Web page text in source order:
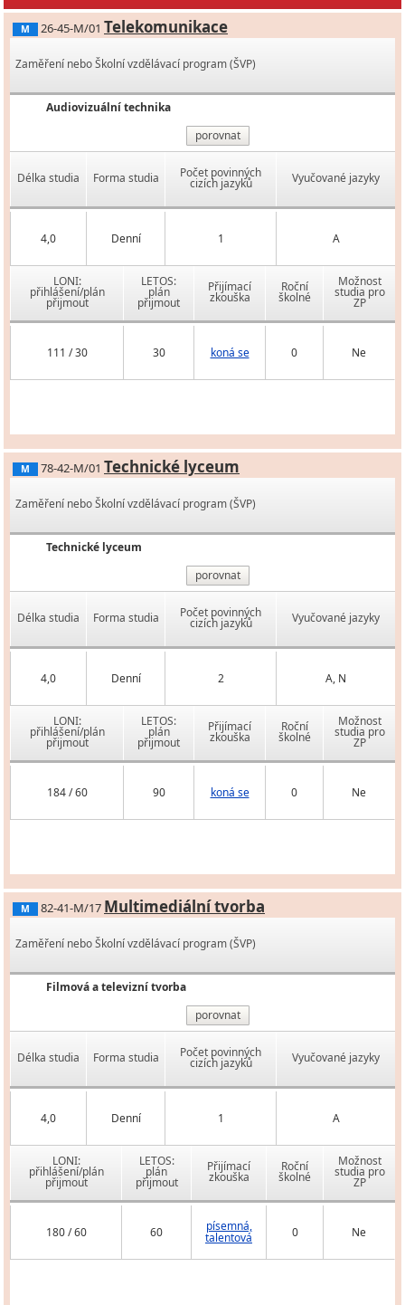
M 26-45-M/01 Telekomunikace
Zaměření nebo Školní vzdělávací program (ŠVP)
Audiovizuální technika
porovnat
Délka studia Forma studia Počet povinných
cizích jazyků Vyučované jazyky
4,0 Denní 1 A
LONI:
přihlášení/plán
přijmout
LETOS:
plán
přijmout
Přijímací
zkouška
Roční
školné
Možnost
studia pro
ZP
111 / 30 30 koná se 0 Ne
M 78-42-M/01 Technické lyceum
Zaměření nebo Školní vzdělávací program (ŠVP)
Technické lyceum
porovnat
Délka studia Forma studia Počet povinných
cizích jazyků Vyučované jazyky
4,0 Denní 2 A, N
LONI:
přihlášení/plán
přijmout
LETOS:
plán
přijmout
Přijímací
zkouška
Roční
školné
Možnost
studia pro
ZP
184 / 60 90 koná se 0 Ne
M 82-41-M/17 Multimediální tvorba
Zaměření nebo Školní vzdělávací program (ŠVP)
Filmová a televizní tvorba
porovnat
Délka studia Forma studia Počet povinných
cizích jazyků Vyučované jazyky
4,0 Denní 1 A
LONI:
přihlášení/plán
přijmout
LETOS:
plán
přijmout
Přijímací
zkouška
Roční
školné
Možnost
studia pro
ZP
180 / 60 60 písemná,
talentová 0 Ne